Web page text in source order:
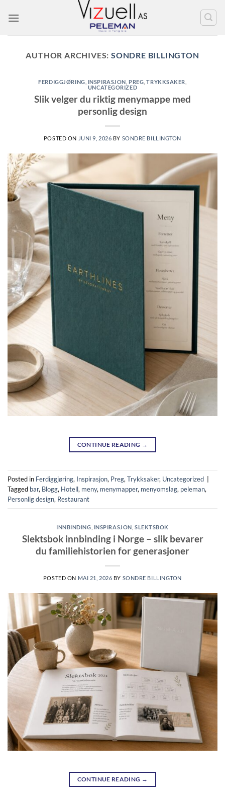
AUTHOR ARCHIVES: SONDRE BILLINGTON
FERDIGGJØRING INSPIRASJON PREG ,TRYKKSAKER
UNCATEGORIZED
Slik velger du riktig menymappe med
personlig design
POSTED ON JUNI 9, 2026 BY SONDRE BILLINGTON
CONTINUE READING →
Posted in Ferdiggjøring, Inspirasjon, Preg,Trykksaker, Uncategorized
Tagged bar, Blogg, Hotell, meny, menymapper, menyomslag, peleman,
Personlig design, Restaurant
INNBINDING INSPIRASJON SLEKTSBOK
Slektsbok innbinding i Norge – slik bevarer
du familiehistorien for generasjoner
POSTED ON MAI 21, 2026 BY SONDRE BILLINGTON
CONTINUE READING →